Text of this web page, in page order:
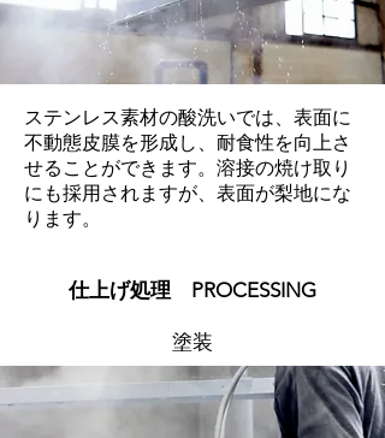
ステンレス素材の酸洗いでは、表面に
不動態皮膜を形成し、耐食性を向上さ
せることができます。溶接の焼け取り
にも採用されますが、表面が梨地にな
ります。
​仕上げ処理 PROCESSING
​塗装